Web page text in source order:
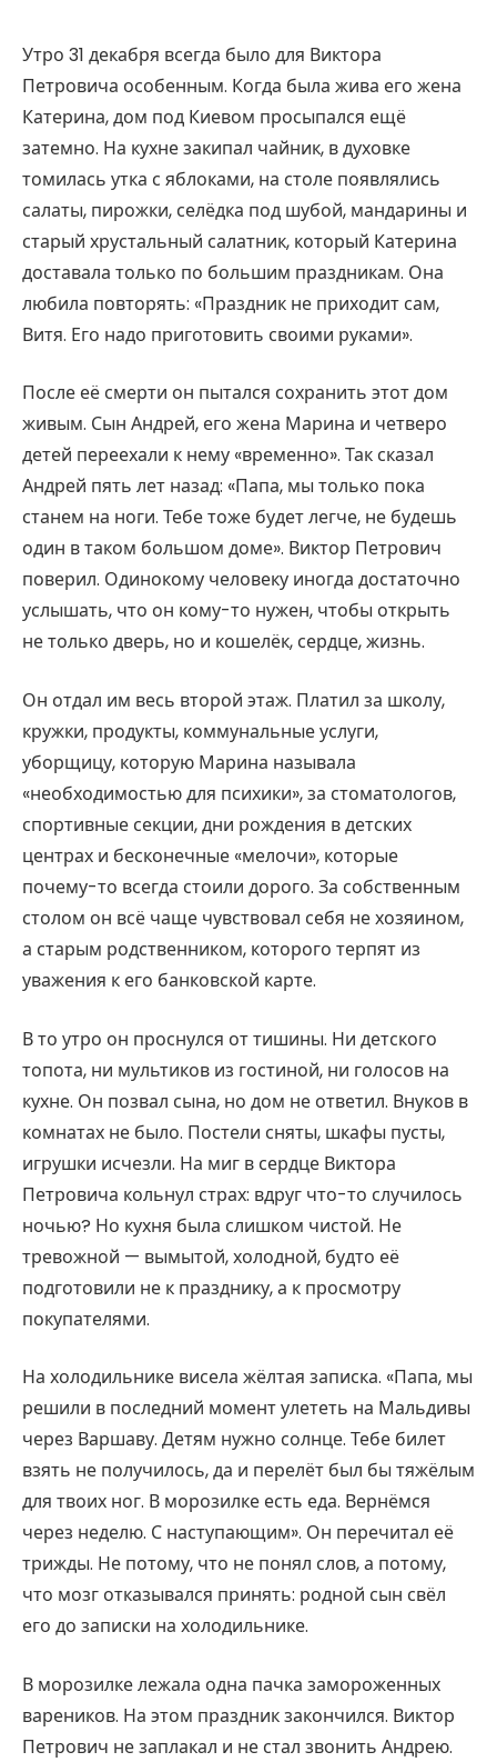
Утро 31 декабря всегда было для Виктора
Петровича особенным. Когда была жива его жена
Катерина, дом под Киевом просыпался ещё
затемно. На кухне закипал чайник, в духовке
томилась утка с яблоками, на столе появлялись
салаты, пирожки, селёдка под шубой, мандарины и
старый хрустальный салатник, который Катерина
доставала только по большим праздникам. Она
любила повторять: «Праздник не приходит сам,
Витя. Его надо приготовить своими руками».
После её смерти он пытался сохранить этот дом
живым. Сын Андрей, его жена Марина и четверо
детей переехали к нему «временно». Так сказал
Андрей пять лет назад: «Папа, мы только пока
станем на ноги. Тебе тоже будет легче, не будешь
один в таком большом доме». Виктор Петрович
поверил. Одинокому человеку иногда достаточно
услышать, что он кому-то нужен, чтобы открыть
не только дверь, но и кошелёк, сердце, жизнь.
Он отдал им весь второй этаж. Платил за школу,
кружки, продукты, коммунальные услуги,
уборщицу, которую Марина называла
«необходимостью для психики», за стоматологов,
спортивные секции, дни рождения в детских
центрах и бесконечные «мелочи», которые
почему-то всегда стоили дорого. За собственным
столом он всё чаще чувствовал себя не хозяином,
а старым родственником, которого терпят из
уважения к его банковской карте.
В то утро он проснулся от тишины. Ни детского
топота, ни мультиков из гостиной, ни голосов на
кухне. Он позвал сына, но дом не ответил. Внуков в
комнатах не было. Постели сняты, шкафы пусты,
игрушки исчезли. На миг в сердце Виктора
Петровича кольнул страх: вдруг что-то случилось
ночью? Но кухня была слишком чистой. Не
тревожной — вымытой, холодной, будто её
подготовили не к празднику, а к просмотру
покупателями.
На холодильнике висела жёлтая записка. «Папа, мы
решили в последний момент улететь на Мальдивы
через Варшаву. Детям нужно солнце. Тебе билет
взять не получилось, да и перелёт был бы тяжёлым
для твоих ног. В морозилке есть еда. Вернёмся
через неделю. С наступающим». Он перечитал её
трижды. Не потому, что не понял слов, а потому,
что мозг отказывался принять: родной сын свёл
его до записки на холодильнике.
В морозилке лежала одна пачка замороженных
вареников. На этом праздник закончился. Виктор
Петрович не заплакал и не стал звонить Андрею.